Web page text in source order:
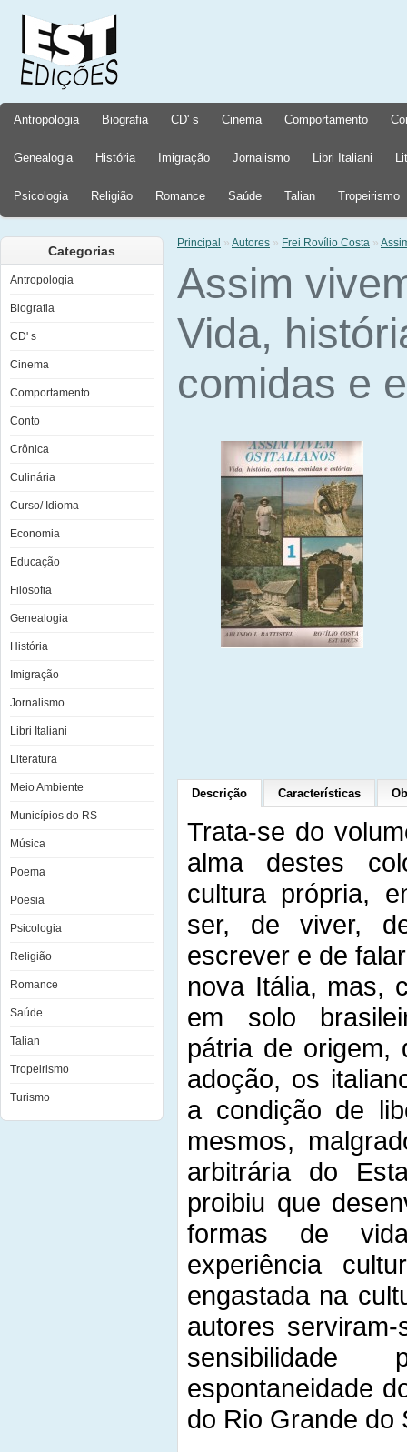
Antropologia Biografia CD' s Cinema Comportamento
Genealogia História Imigração Jornalismo Libri Italiani
Psicologia Religião Romance Saúde Talian Tropeirismo
Categorias
Antropologia
Biografia
CD' s
Cinema
Comportamento
Conto
Crônica
Culinária
Curso/ Idioma
Economia
Educação
Filosofia
Genealogia
História
Imigração
Jornalismo
Libri Italiani
Literatura
Meio Ambiente
Municípios do RS
Música
Poema
Poesia
Psicologia
Religião
Romance
Saúde
Talian
Tropeirismo
Turismo
Principal » Autores » Frei Rovílio Costa »
Assim
Vida,
comidas e
Descrição Características
Trata-se do
alma destes
cultura própria,
ser, de viver,
escrever e de
nova Itália, mas,
em solo
pátria de origem,
adoção, os
a condição de
mesmos,
arbitrária do
proibiu que
formas de
experiência
engastada na
autores
espontaneidade
do Rio Grande do